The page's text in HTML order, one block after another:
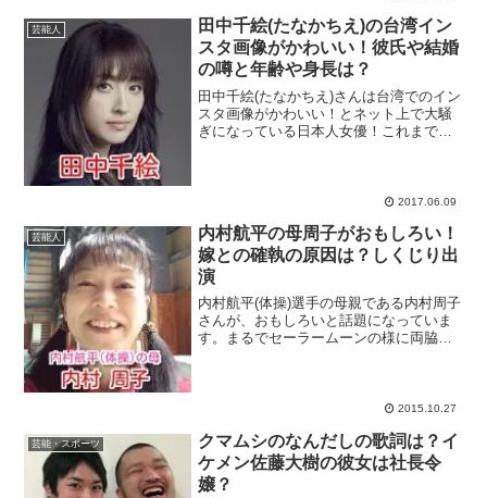
芸能人
田中千絵(たなかちえ)の台湾イン
スタ画像がかわいい！彼氏や結婚
の噂と年齢や身長は？
田中千絵(たなかちえ)さんは台湾でのイン
スタ画像がかわいい！とネット上で大騒
ぎになっている日本人女優！これまでは
2017.06.09
芸能人
内村航平の母周子がおもしろい！
嫁との確執の原因は？しくじり出
演
内村航平(体操)選手の母親である内村周子
さんが、おもしろいと話題になっていま
す。まるでセーラームーンの様に両脇で
2015.10.27
芸能・スポーツ
クマムシのなんだしの歌詞は？イ
ケメン佐藤大樹の彼女は社長令
嬢？